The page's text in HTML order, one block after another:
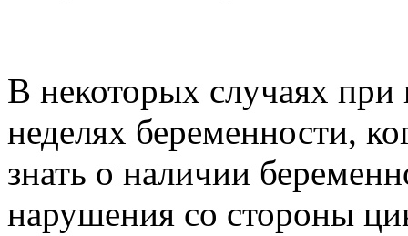
В некоторых случаях
неделях беременности,
знать о наличии
нарушения со стороны